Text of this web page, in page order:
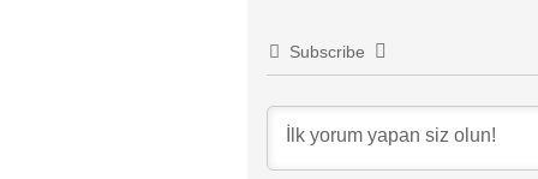
Subscribe